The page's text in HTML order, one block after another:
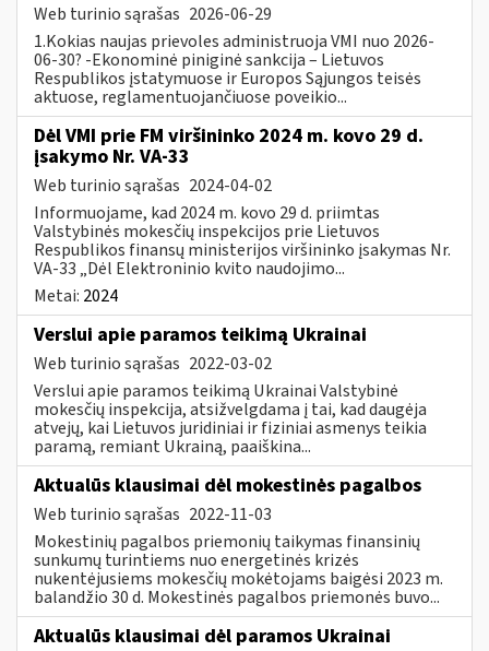
Web turinio sąrašas 2026-06-29
1.Kokias naujas prievoles administruoja VMI nuo 2026-
06-30? -Ekonominė piniginė sankcija – Lietuvos
Respublikos įstatymuose ir Europos Sąjungos teisės
aktuose, reglamentuojančiuose poveikio...
Dėl VMI prie FM viršininko 2024 m. kovo 29 d.
įsakymo Nr. VA-33
Web turinio sąrašas 2024-04-02
Informuojame, kad 2024 m. kovo 29 d. priimtas
Valstybinės mokesčių inspekcijos prie Lietuvos
Respublikos finansų ministerijos viršininko įsakymas Nr.
VA-33 „Dėl Elektroninio kvito naudojimo...
Metai: 2024
Verslui apie paramos teikimą Ukrainai
Web turinio sąrašas 2022-03-02
Verslui apie paramos teikimą Ukrainai Valstybinė
mokesčių inspekcija, atsižvelgdama į tai, kad daugėja
atvejų, kai Lietuvos juridiniai ir fiziniai asmenys teikia
paramą, remiant Ukrainą, paaiškina...
Aktualūs klausimai dėl mokestinės pagalbos
Web turinio sąrašas 2022-11-03
Mokestinių pagalbos priemonių taikymas finansinių
sunkumų turintiems nuo energetinės krizės
nukentėjusiems mokesčių mokėtojams baigėsi 2023 m.
balandžio 30 d. Mokestinės pagalbos priemonės buvo...
Aktualūs klausimai dėl paramos Ukrainai